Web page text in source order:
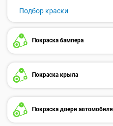
Подбор краски
Покраска бампера
Покраска крыла
Покраска двери автомобиля